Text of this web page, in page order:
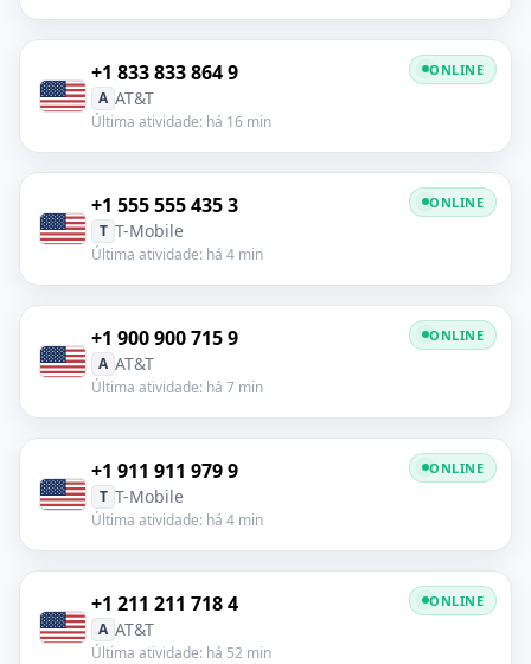
+1 833 833 864 9
A AT&T
Última atividade: há 16 min
ONLINE
+1 555 555 435 3
T T-Mobile
Última atividade: há 4 min
ONLINE
+1 900 900 715 9
A AT&T
Última atividade: há 7 min
ONLINE
+1 911 911 979 9
T T-Mobile
Última atividade: há 4 min
ONLINE
+1 211 211 718 4
A AT&T
Última atividade: há 52 min
ONLINE